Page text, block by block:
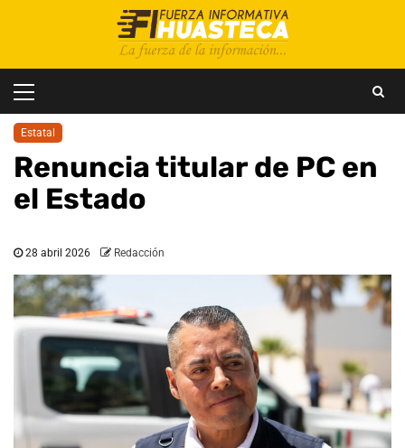
principal
Estatal
Renuncia titular de PC en
el Estado
28 abril 2026 Redacción